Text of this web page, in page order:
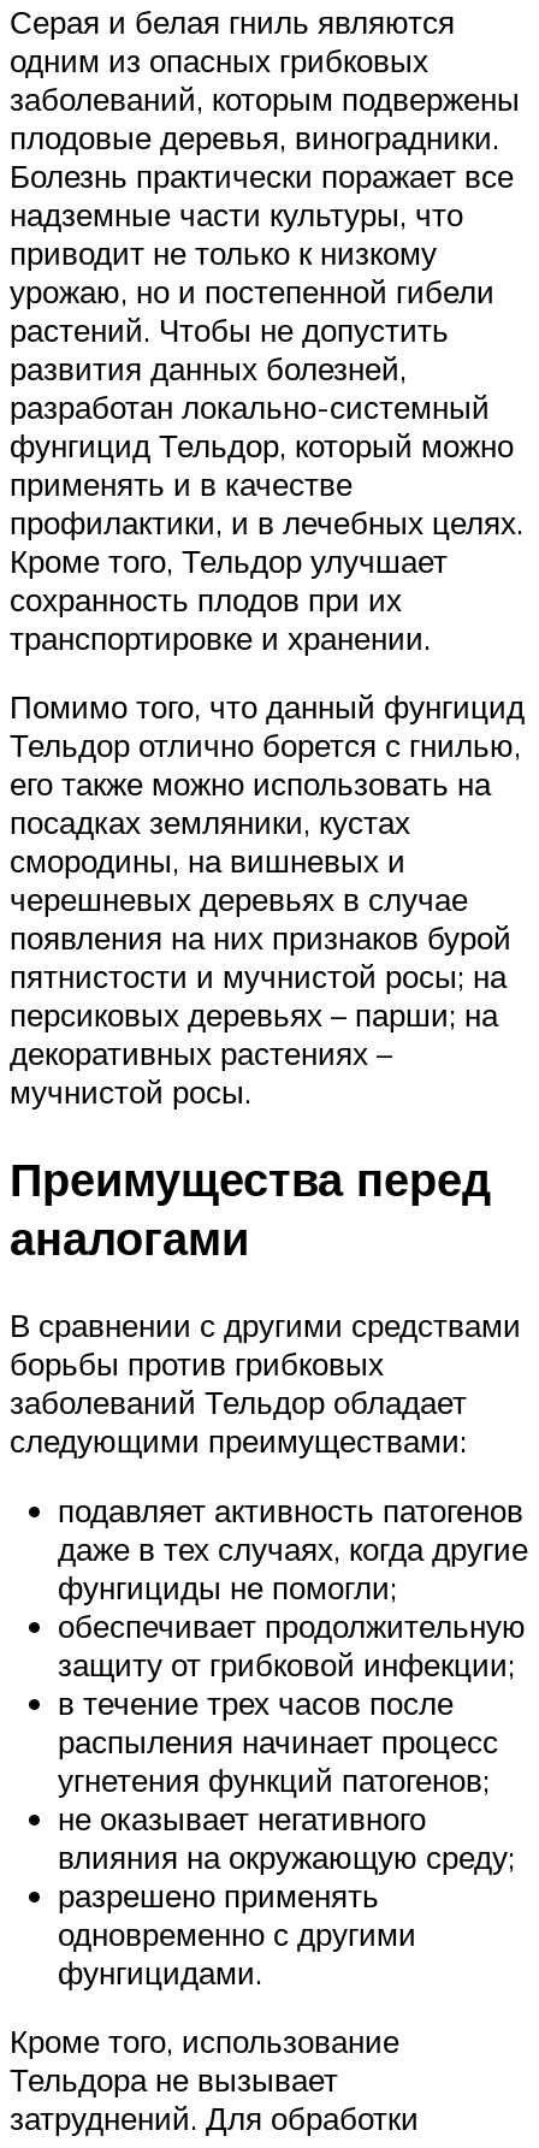
Серая и белая гниль являются
одним из опасных грибковых
заболеваний, которым подвержены
плодовые деревья, виноградники.
Болезнь практически поражает все
надземные части культуры, что
приводит не только к низкому
урожаю, но и постепенной гибели
растений. Чтобы не допустить
развития данных болезней,
разработан локально-системный
фунгицид Тельдор, который можно
применять и в качестве
профилактики, и в лечебных целях.
Кроме того, Тельдор улучшает
сохранность плодов при их
транспортировке и хранении.
Помимо того, что данный фунгицид
Тельдор отлично борется с гнилью,
его также можно использовать на
посадках земляники, кустах
смородины, на вишневых и
черешневых деревьях в случае
появления на них признаков бурой
пятнистости и мучнистой росы; на
персиковых деревьях – парши; на
декоративных растениях –
мучнистой росы.
Преимущества перед
аналогами
В сравнении с другими средствами
борьбы против грибковых
заболеваний Тельдор обладает
следующими преимуществами:
подавляет активность патогенов
даже в тех случаях, когда другие
фунгициды не помогли;
обеспечивает продолжительную
защиту от грибковой инфекции;
в течение трех часов после
распыления начинает процесс
угнетения функций патогенов;
не оказывает негативного
влияния на окружающую среду;
разрешено применять
одновременно с другими
фунгицидами.
Кроме того, использование
Тельдора не вызывает
затруднений. Для обработки